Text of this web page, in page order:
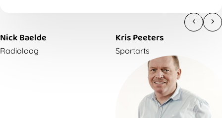
wat mogelijke
oorzaken zijn,
en wat we samen beter kunnen doen.
Nick Baelde
Radioloog
Kris Peeters
Sportarts